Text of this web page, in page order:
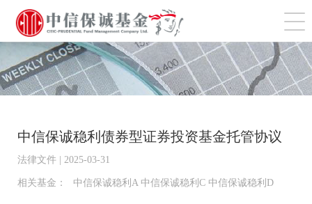
切
中信保诚稳利债券型证券投资基金托管协议
法律文件 | 2025-03-31
相关基金： 中信保诚稳利A 中信保诚稳利C 中信保诚稳利D